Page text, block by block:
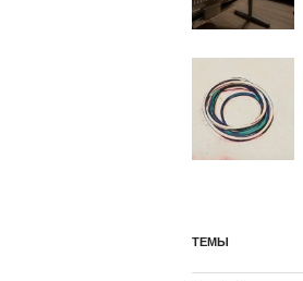
ТЕМЫ